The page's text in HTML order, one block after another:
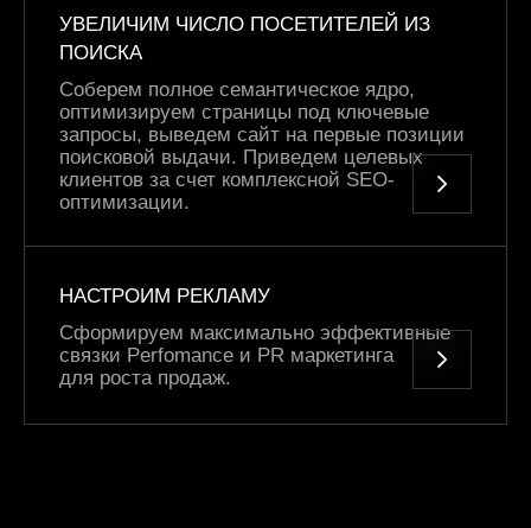
УВЕЛИЧИМ ЧИСЛО ПОСЕТИТЕЛЕЙ ИЗ
ПОИСКА
Соберем полное семантическое ядро,
оптимизируем страницы под ключевые
запросы, выведем сайт на первые позиции
поисковой выдачи. Приведем целевых
клиентов за счет комплексной SEO-
оптимизации.
НАСТРОИМ РЕКЛАМУ
Сформируем максимально эффективные
связки Perfomance и PR маркетинга
для роста продаж.